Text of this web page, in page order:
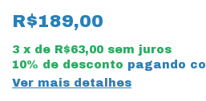
R$189,00
3 x de R$63,00 sem juros
10% de desconto pagando
Ver mais detalhes